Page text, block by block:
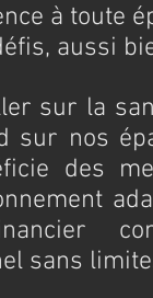
à toute
aussi
sur la
sur nos
des
sans